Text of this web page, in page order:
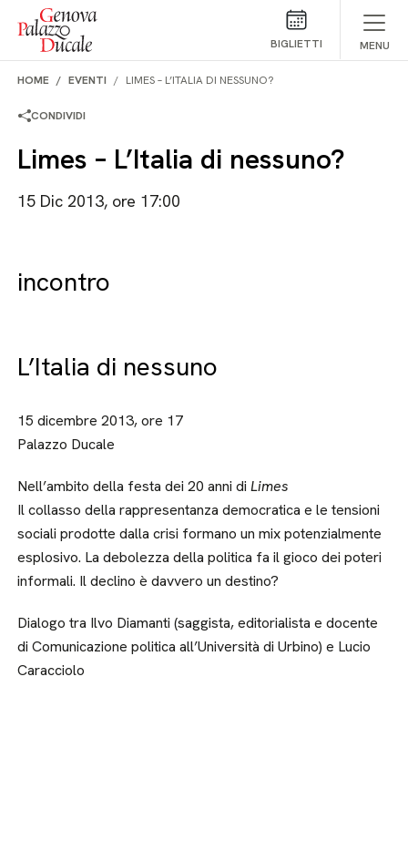
Salta al contenuto
BIGLIETTI MENU
HOME EVENTI LIMES – L’ITALIA DI NESSUNO?
CONDIVIDI
Limes – L’Italia di nessuno?
15 Dic 2013, ore 17:00
incontro
L’Italia di nessuno
15 dicembre 2013, ore 17
Palazzo Ducale
Nell’ambito della festa dei 20 anni diLimes
Il collasso della rappresentanza democratica e le tensioni
sociali prodotte dalla crisi formano un mix potenzialmente
esplosivo. La debolezza della politica fa il gioco dei poteri
informali. Il declino è davvero un destino?
Dialogo tra Ilvo Diamanti (saggista, editorialista e docente
di Comunicazione politica all’Università di Urbino) e Lucio
Caracciolo